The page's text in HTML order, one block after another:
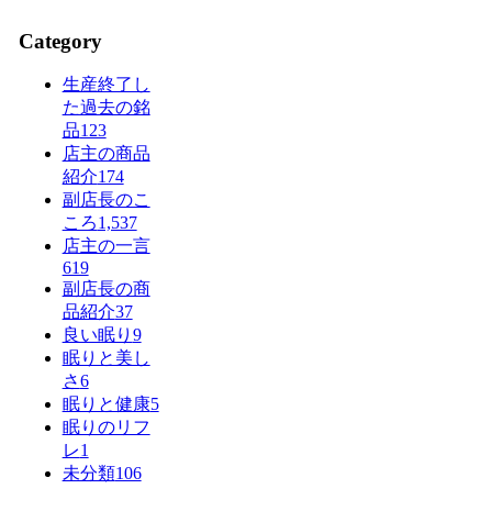
Category
生産終了し
た過去の銘
品123
店主の商品
紹介174
副店長のこ
ころ1,537
店主の一言
619
副店長の商
品紹介37
良い眠り 9
眠りと美し
さ6
眠りと健康5
眠りのリフ
レ1
未分類106